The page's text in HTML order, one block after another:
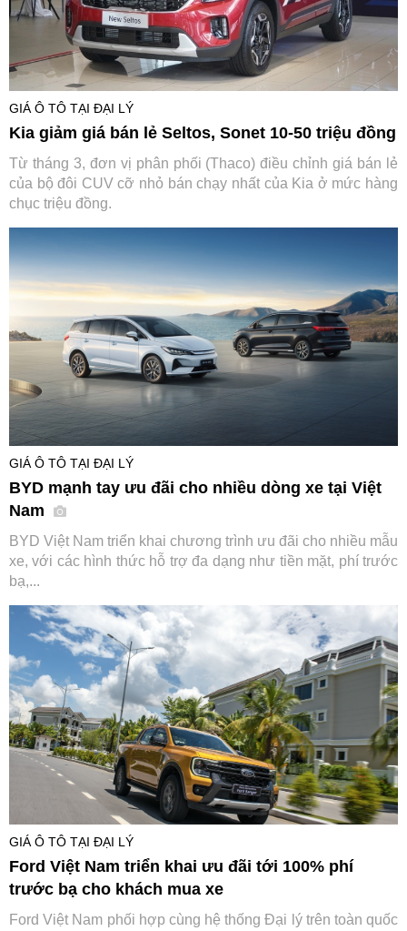
GIÁ Ô TÔ TẠI ĐẠI LÝ
Kia giảm giá bán lẻ Seltos, Sonet 10-50 triệu đồng
Từ tháng 3, đơn vị phân phối (Thaco) điều chỉnh giá bán lẻ
của bộ đôi CUV cỡ nhỏ bán chạy nhất của Kia ở mức hàng
chục triệu đồng.
GIÁ Ô TÔ TẠI ĐẠI LÝ
BYD mạnh tay ưu đãi cho nhiều dòng xe tại Việt
Nam
BYD Việt Nam triển khai chương trình ưu đãi cho nhiều mẫu
xe, với các hình thức hỗ trợ đa dạng như tiền mặt, phí trước
bạ,...
GIÁ Ô TÔ TẠI ĐẠI LÝ
Ford Việt Nam triển khai ưu đãi tới 100% phí
trước bạ cho khách mua xe
Ford Việt Nam phối hợp cùng hệ thống Đại lý trên toàn quốc